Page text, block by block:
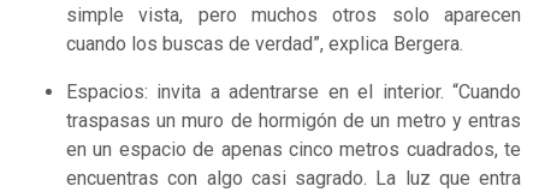
simple vista, pero muchos otros solo aparecen
cuando los buscas de verdad”, explica Bergera.
Espacios: invita a adentrarse en el interior. “Cuando
traspasas un muro de hormigón de un metro y entras
en un espacio de apenas cinco metros cuadrados, te
encuentras con algo casi sagrado. La luz que entra